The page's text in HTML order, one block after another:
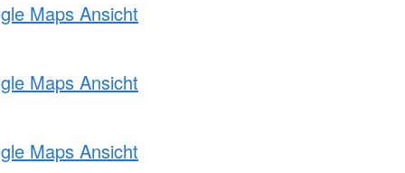
Maps Ansicht
Maps Ansicht
Maps Ansicht